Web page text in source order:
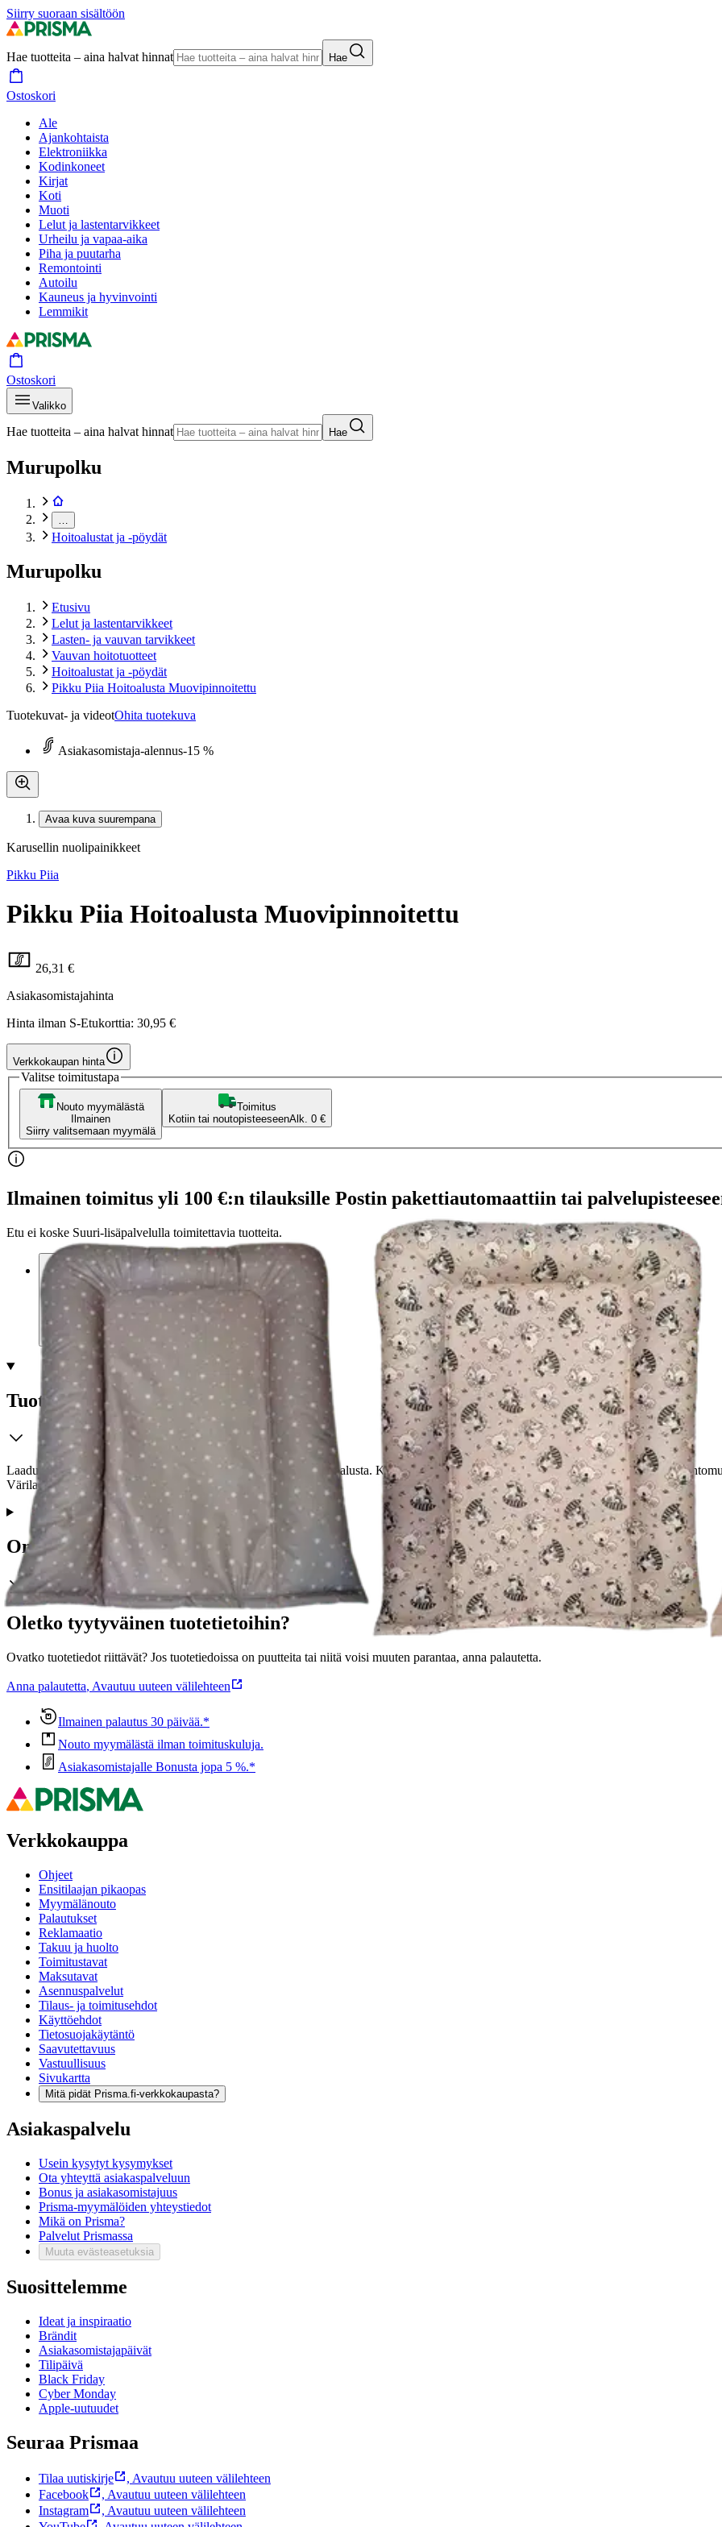
Siirry suoraan sisältöön
Hae tuotteita – aina halvat hinnat Hae
Ostoskori
Ale
Ajankohtaista
Elektroniikka
Kodinkoneet
Kirjat
Koti
Muoti
Lelut ja lastentarvikkeet
Urheilu ja vapaa-aika
Piha ja puutarha
Remontointi
Autoilu
Kauneus ja hyvinvointi
Lemmikit
Ostoskori
Valikko
Hae tuotteita – aina halvat hinnat Hae
Murupolku
Hoitoalustat ja -pöydät
Murupolku
Etusivu
Lelut ja lastentarvikkeet
Lasten- ja vauvan tarvikkeet
Vauvan hoitotuotteet
Hoitoalustat ja -pöydät
Pikku Piia Hoitoalusta Muovipinnoitettu
Tuotekuvat- ja videotOhita tuotekuva
Asiakasomistaja-alennus-15 %
Avaa kuva suurempana
Karusellin nuolipainikkeet
Pikku Piia
Pikku Piia Hoitoalusta Muovipinnoitettu
26,31 €
Asiakasomistajahinta
Hinta ilman S-Etukorttia: 30,95 €
Verkkokaupan hinta
Valitse toimitustapa
Nouto myymälästä
Ilmainen
Siirry valitsemaan myymälä
Toimitus
Kotiin tai noutopisteeseenAlk. 0 €
Ilmainen toimitus yli 100 €:n tilauksille Postin pakettiautomaattiin tai
Etu ei koske Suuri‑lisäpalvelulla toimitettavia tuotteita.
Tarkista myymäläsaatavuus
Tuotekuvaus
Laadukas, muovipinnoitetusta puuvillakankaasta valmistettu hoitoalusta. Koko n. 50 x 65 cm. Ommellut saumat. Täytteenä vanu ja
Värilajitelma. Valmistettu Suomessa.
Ominaisuudet
Oletko tyytyväinen tuotetietoihin?
Ovatko tuotetiedot riittävät? Jos tuotetiedoissa on puutteita tai niitä voisi muuten parantaa, anna palautetta.
Anna palautetta, Avautuu uuteen välilehteen
Ilmainen palautus 30 päivää.*
Nouto myymälästä ilman toimituskuluja.
Asiakasomistajalle Bonusta jopa 5 %.*
Verkkokauppa
Ohjeet
Ensitilaajan pikaopas
Myymälänouto
Palautukset
Reklamaatio
Takuu ja huolto
Toimitustavat
Maksutavat
Asennuspalvelut
Tilaus- ja toimitusehdot
Käyttöehdot
Tietosuojakäytäntö
Saavutettavuus
Vastuullisuus
Sivukartta
Mitä pidät Prisma.fi-verkkokaupasta?
Asiakaspalvelu
Usein kysytyt kysymykset
Ota yhteyttä asiakaspalveluun
Bonus ja asiakasomistajuus
Prisma-myymälöiden yhteystiedot
Mikä on Prisma?
Palvelut Prismassa
Muuta evästeasetuksia
Suosittelemme
Ideat ja inspiraatio
Brändit
Asiakasomistajapäivät
Tilipäivä
Black Friday
Cyber Monday
Apple-uutuudet
Seuraa Prismaa
Tilaa uutiskirje , Avautuu uuteen välilehteen
Facebook
, Avautuu uuteen välilehteen
Instagram
, Avautuu uuteen välilehteen